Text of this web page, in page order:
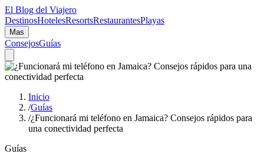
El Blog del Viajero
DestinosHotelesResortsRestaurantesPlayas
Mas
ConsejosGuías
Inicio
/Guías
/¿Funcionará mi teléfono en Jamaica? Consejos rápidos para
una conectividad perfecta
Guías